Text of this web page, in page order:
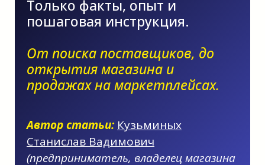
Только факты, опыт и
пошаговая инструкция.
От поиска поставщиков, до
открытия магазина и
продажах на маркетплейсах.
Автор статьи: Кузьминых
Станислав Вадимович
(предприниматель, владелец магазина
России? | Какой бизнес можно открыть
в 2025 году? | Какой бизнес лучше
открыть в 2025 году? | Какой можно
открыть бизнес в 2025 году? | Какой
| Какой лучше открыть бизнес в 2025
году? | Какой бизнес выгодно открыть
в 2025 году? | Какой малый бизнес
открыть в 2025?